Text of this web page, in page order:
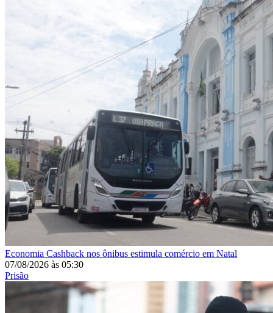
Economia Cashback nos ônibus estimula comércio em Natal
07/08/2026 às 05:30
Prisão